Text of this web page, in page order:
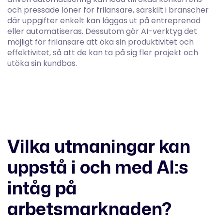
och pressade löner för frilansare, särskilt i branscher
där uppgifter enkelt kan läggas ut på entreprenad
eller automatiseras. Dessutom gör AI-verktyg det
möjligt för frilansare att öka sin produktivitet och
effektivitet, så att de kan ta på sig fler projekt och
utöka sin kundbas.
Vilka utmaningar kan
uppstå i och med AI:s
intåg på
arbetsmarknaden?